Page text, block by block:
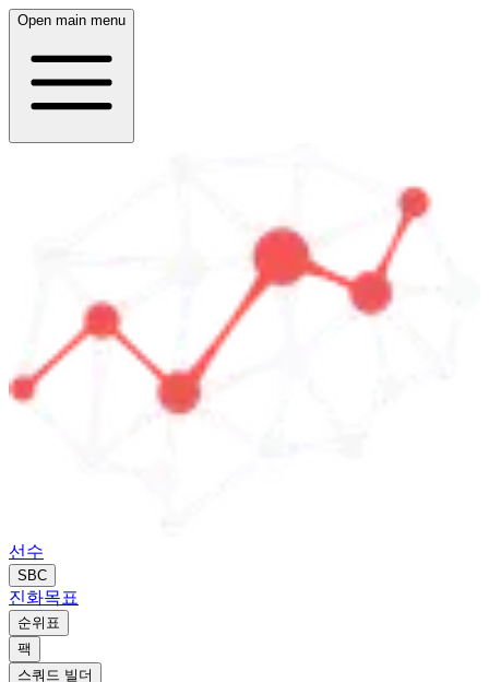
Open main menu
선수
SBC
진화목표
순위표
팩
스쿼드 빌더